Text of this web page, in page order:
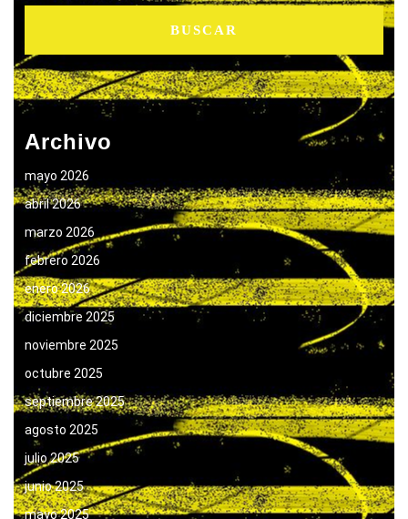
Archivo
mayo 2026
abril 2026
marzo 2026
febrero 2026
enero 2026
diciembre 2025
noviembre 2025
octubre 2025
septiembre 2025
agosto 2025
julio 2025
junio 2025
mayo 2025